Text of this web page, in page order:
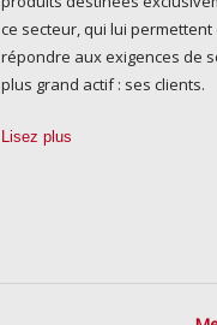
ce secteur, qui lui permettent
répondre aux exigences de
plus grand actif : ses clients.
Lisez plus